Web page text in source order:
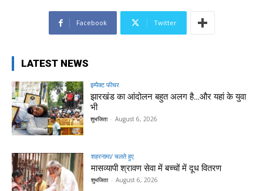
Facebook Twitter
LATEST NEWS
इम्पैक्ट फीचर
झारखंड का आंदोलन बहुत अलग है…और यहां के युवा
भी
शुभजिता - August 6, 2026
शहरनामा/ चलते हुए
मासव्यापी श्रावण सेवा में बच्चों में दूध वितरण
शुभजिता - August 6, 2026